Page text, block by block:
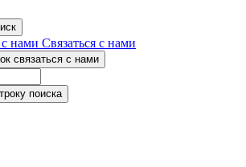
Связаться с нами